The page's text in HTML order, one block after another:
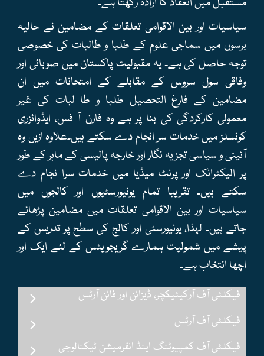
سیاسیات اور بین الاقوامی تعلقات کے مضامین نے حالیہ
برسوں میں سماجی علوم کے طلبا و طالبات کی خصوصی
توجہ حاصل کی ہے۔ یہ مقبولیت پاکستان میں صوبائی اور
وفاقی سول سروس کے مقابلے کے امتحانات میں ان
مضامین کے فارغ التحصیل طلبا و طا لبات کی غیر
معمولی کارکردگی کی بنا پر ہے وہ فارن آ فس، ایڈوائزری
کونسلز میں خدمات سر انجام دے سکتے ہیں۔علاوہ ازیں وہ
آئینی و سیاسی تجزیہ نگار اور خارجہ پالیسی کے ماہر کے طور
پر الیکٹرانک اور پرنٹ میڈیا میں خدمات سرا نجام دے
سکتے ہیں۔ تقریبا تمام یونیورسٹیوں اور کالجوں میں
سیاسیات اور بین الاقوامی تعلقات میں مضامین پڑھائے
جاتے ہیں۔ لہذا، یونیورسٹی اور کالج کی سطح پر تدریس کے
پیشے میں شمولیت ہمارے گریجویٹس کے لئے ایک اور
اچھا انتخاب ہے۔
فیکلٹی آف آرکیٹیکچر، ڈیزائن اور فائن آرٹس
فیکلٹی آف آرٹس
فیکلٹی آف کمپیوٹنگ اینڈ انفرمیشن ٹیکنالوجی